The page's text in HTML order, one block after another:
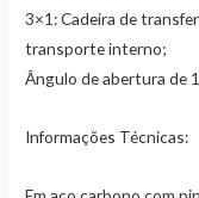
3×1: Cadeira de
transporte interno;
Ângulo de abertura de
Informações Técnicas: